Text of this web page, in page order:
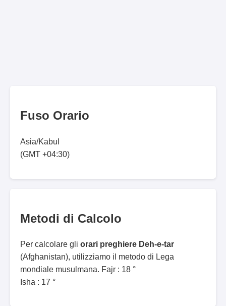
Fuso Orario
Asia/Kabul
(GMT +04:30)
Metodi di Calcolo
Per calcolare gli orari preghiere Deh-e-tar
(Afghanistan), utilizziamo il metodo di Lega
mondiale musulmana. Fajr : 18 °
Isha : 17 °